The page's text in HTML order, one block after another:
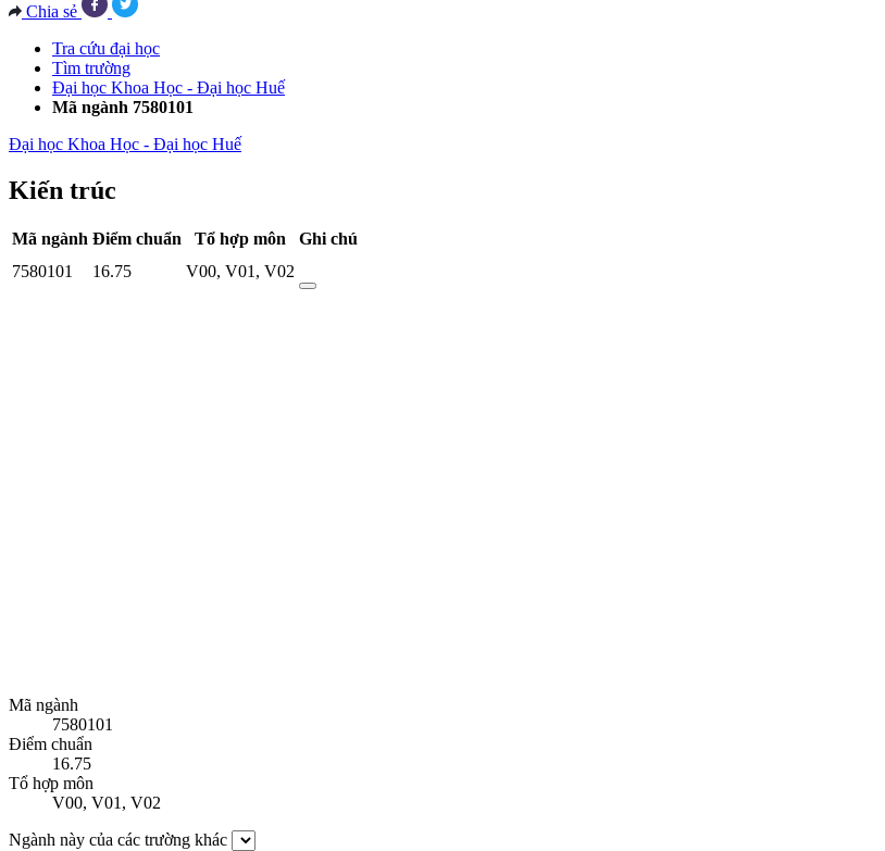
Chia sẻ
Tra cứu đại học
Tìm trường
Đại học Khoa Học - Đại học Huế
Mã ngành 7580101
Đại học Khoa Học - Đại học Huế
Kiến trúc
Mã ngành Điểm chuẩn Tổ hợp môn
Ghi chú
7580101
16.75 V00, V01, V02
Mã ngành
7580101
Điểm chuẩn
16.75
Tổ hợp môn
V00, V01, V02
Ngành này của các trường khác